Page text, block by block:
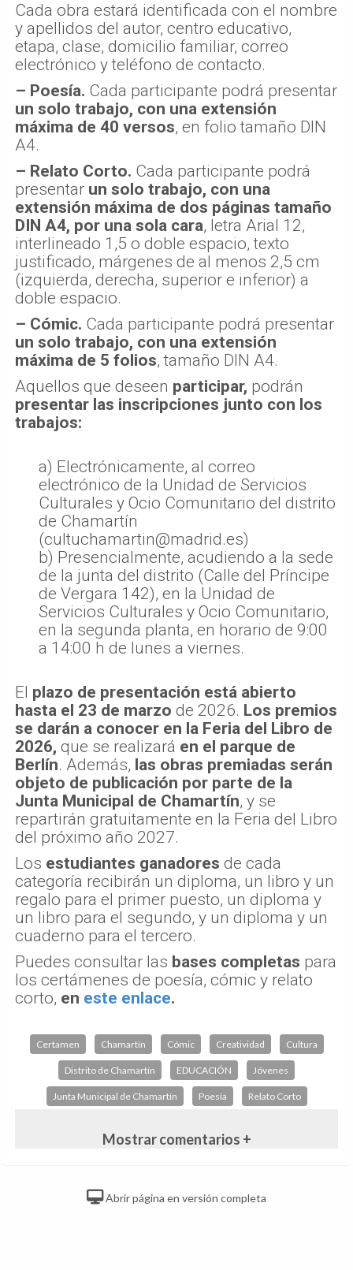
Cada obra estará identificada con el nombre
y apellidos del autor, centro educativo,
etapa, clase, domicilio familiar, correo
electrónico y teléfono de contacto.
– Poesía. Cada participante podrá presentar
un solo trabajo, con una extensión
máxima de 40 versos, en folio tamaño DIN
A4.
– Relato Corto. Cada participante podrá
presentar un solo trabajo, con una
extensión máxima de dos páginas tamaño
DIN A4, por una sola cara, letra Arial 12,
interlineado 1,5 o doble espacio, texto
justificado, márgenes de al menos 2,5 cm
(izquierda, derecha, superior e inferior) a
doble espacio.
– Cómic. Cada participante podrá presentar
un solo trabajo, con una extensión
máxima de 5 folios, tamaño DIN A4.
Aquellos que deseen participar, podrán
presentar las inscripciones junto con los
trabajos:
a) Electrónicamente, al correo
electrónico de la Unidad de Servicios
Culturales y Ocio Comunitario del distrito
de Chamartín
(cultuchamartin@madrid.es)
b) Presencialmente, acudiendo a la sede
de la junta del distrito (Calle del Príncipe
de Vergara 142), en la Unidad de
Servicios Culturales y Ocio Comunitario,
en la segunda planta, en horario de 9:00
a 14:00 h de lunes a viernes.
El plazo de presentación está abierto
hasta el 23 de marzo de 2026. Los premios
se darán a conocer en la Feria del Libro de
2026, que se realizará en el parque de
Berlín. Además, las obras premiadas serán
objeto de publicación por parte de la
Junta Municipal de Chamartín, y se
repartirán gratuitamente en la Feria del Libro
del próximo año 2027.
Los estudiantes ganadores de cada
categoría recibirán un diploma, un libro y un
regalo para el primer puesto, un diploma y
un libro para el segundo, y un diploma y un
cuaderno para el tercero.
Puedes consultar las bases completas para
los certámenes de poesía, cómic y relato
corto, en este enlace.
Certamen Chamartín Cómic Creatividad Cultura
Distrito de Chamartín EDUCACIÓN Jóvenes
Junta Municipal de Chamartín Poesía Relato Corto
Mostrar comentarios +
Abrir página en versión completa